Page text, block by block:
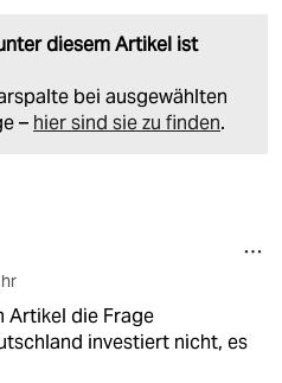
diesem Artikel ist
bei ausgewählten
– hier sind sie zu finden.
Artikel die Frage
investiert nicht, es